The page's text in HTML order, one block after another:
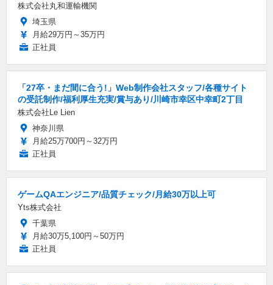
株式会社丸和運輸機関
埼玉県
月給29万円～35万円
正社員
「27卒・まだ間に合う!」Web制作会社スタッフ/各種サイト
の受託制作/福利厚生充実/賞与あり/川崎市幸区中幸町2丁目
株式会社Le Lien
神奈川県
月給25万700円～32万円
正社員
ゲームQAエンジニア/品質チェック/月給30万以上可
Yts株式会社
千葉県
月給30万5,100円～50万円
正社員